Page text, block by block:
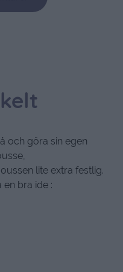
och göra sin egen
lite extra festlig.
en bra ide :